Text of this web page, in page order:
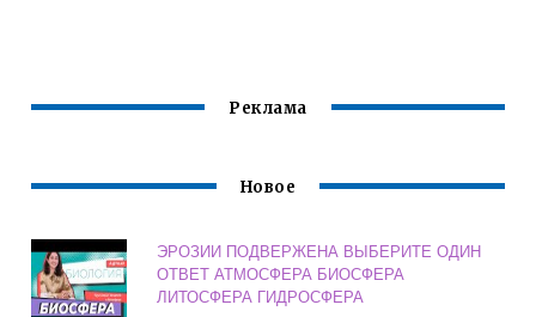
Реклама
Новое
ЭРОЗИИ ПОДВЕРЖЕНА ВЫБЕРИТЕ ОДИН
ОТВЕТ АТМОСФЕРА БИОСФЕРА
ЛИТОСФЕРА ГИДРОСФЕРА